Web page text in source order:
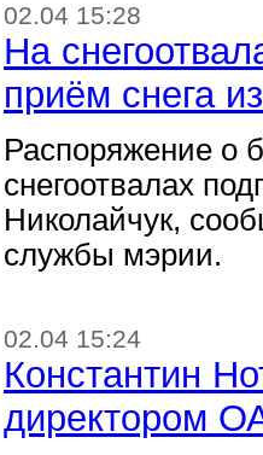
02.04 15:28
На
приём снега
Распоряжение о
снегоотвалах
Николайчук,
службы мэрии.
02.04 15:24
Константин
директором